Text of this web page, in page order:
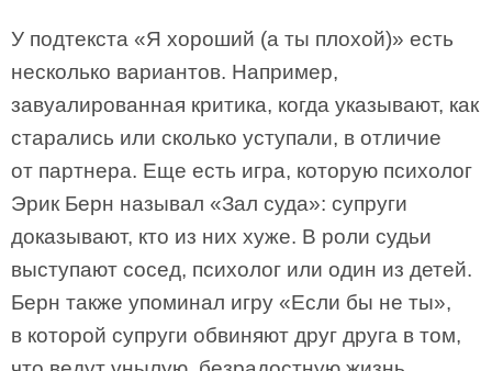
У подтекста «Я хороший (а ты плохой)» есть
несколько вариантов. Например,
завуалированная критика, когда указывают, как
старались или сколько уступали, в отличие
от партнера. Еще есть игра, которую психолог
Эрик Берн называл «Зал суда»: супруги
доказывают, кто из них хуже. В роли судьи
выступают сосед, психолог или один из детей.
Берн также упоминал игру «Если бы не ты»,
в которой супруги обвиняют друг друга в том,